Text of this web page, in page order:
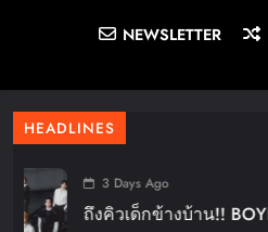
NEWSLETTER
HEADLINES
3 Days Ago
ถึงคิวเด็กข้างบ้าน!!